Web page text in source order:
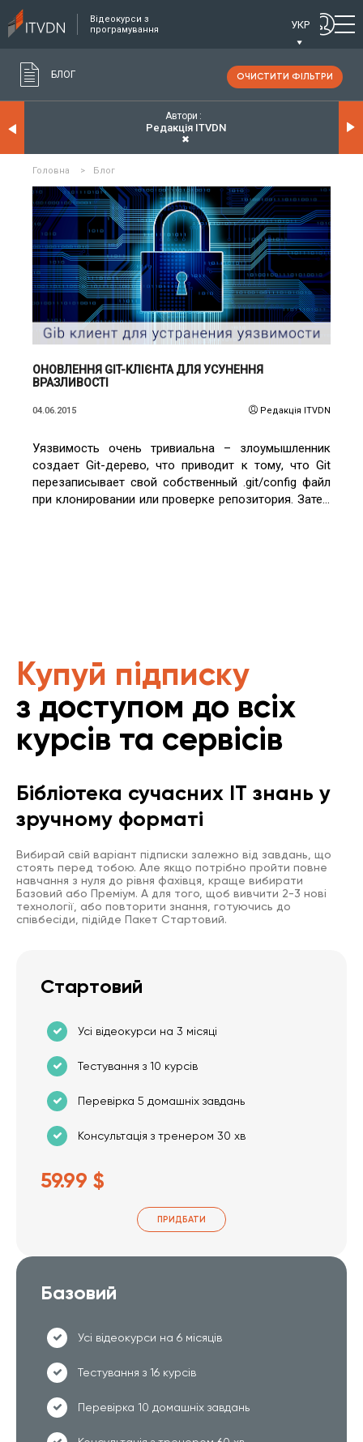
Відеокурси з
програмування
УКР
БЛОГ ОЧИСТИТИ ФІЛЬТРИ
Автори
Редакція ITVDN
✖
Головна > Блог
ЧИТАТИ ДЕТАЛЬНІШЕ
ОНОВЛЕННЯ GIT-КЛІЄНТА ДЛЯ УСУНЕННЯ
ВРАЗЛИВОСТІ
04.06.2015 Редакція ITVDN
Уязвимость очень тривиальна – злоумышленник
создает Git-дерево, что приводит к тому, что Git
перезаписывает свой собственный .git/config файл
при клонировании или проверке репозитория. Затем
Купуй підписку
з доступом до всіх
курсів та сервісів
Бібліотека сучасних IT знань у
зручному форматі
Вибирай свій варіант підписки залежно від завдань, що
стоять перед тобою. Але якщо потрібно пройти повне
навчання з нуля до рівня фахівця, краще вибирати
Базовий або Преміум. А для того, щоб вивчити 2-3 нові
технології, або повторити знання, готуючись до
співбесіди, підійде Пакет Стартовий.
Стартовий
Усі відеокурси на 3 місяці
Тестування з 10 курсів
Перевірка 5 домашніх завдань
Консультація з тренером 30 хв
59.99 $
ПРИДБАТИ
Базовий
Усі відеокурси на 6 місяців
Тестування з 16 курсів
Перевірка 10 домашніх завдань